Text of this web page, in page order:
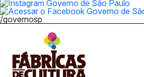
/governosp